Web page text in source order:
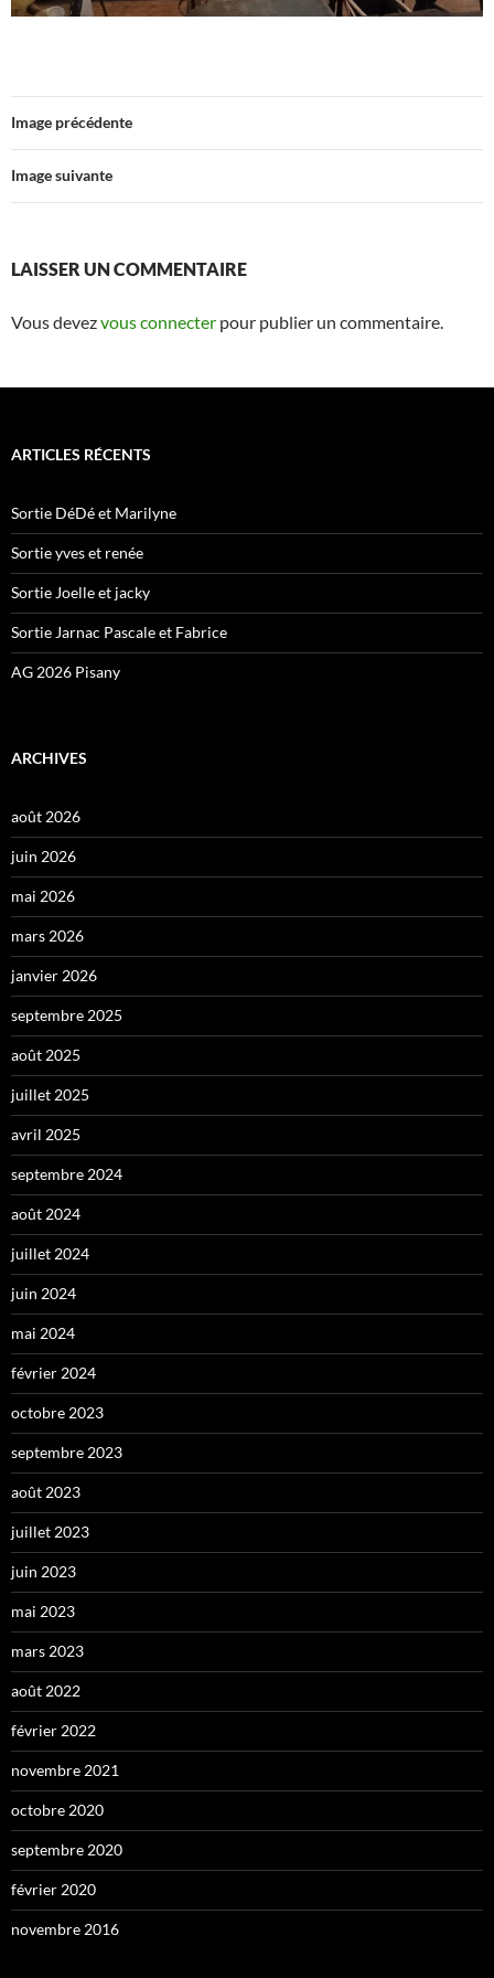
Image précédente
Image suivante
LAISSER UN COMMENTAIRE
Vous devezvous connecter pour publier un commentaire.
ARTICLES RÉCENTS
Sortie DéDé et Marilyne
Sortie yves et renée
Sortie Joelle et jacky
Sortie Jarnac Pascale et Fabrice
AG 2026 Pisany
ARCHIVES
août 2026
juin 2026
mai 2026
mars 2026
janvier 2026
septembre 2025
août 2025
juillet 2025
avril 2025
septembre 2024
août 2024
juillet 2024
juin 2024
mai 2024
février 2024
octobre 2023
septembre 2023
août 2023
juillet 2023
juin 2023
mai 2023
mars 2023
août 2022
février 2022
novembre 2021
octobre 2020
septembre 2020
février 2020
novembre 2016